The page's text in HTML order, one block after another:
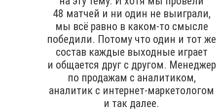
48 матчей и ни один не выиграли,
мы всё равно в каком-то смысле
победили. Потому что один и тот же
состав каждые выходные играет
и общается друг с другом. Менеджер
по продажам с аналитиком,
аналитик с интернет-маркетологом
и так далее.